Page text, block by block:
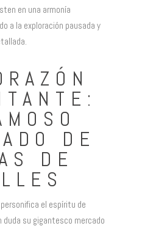
en una armonía
a la exploración pausada y
DE
DE
el espíritu de
duda su gigantesco mercado